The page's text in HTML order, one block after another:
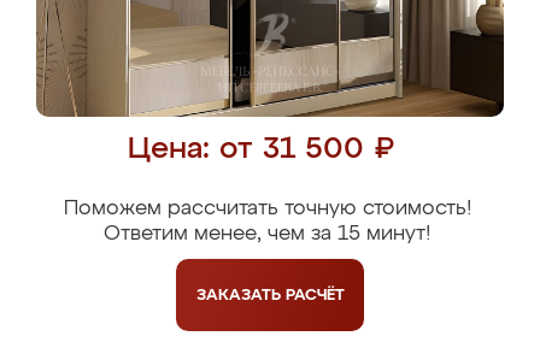
Цена: от 31 500 ₽
Поможем рассчитать точную стоимость!
Ответим менее, чем за 15 минут!
ЗАКАЗАТЬ РАСЧЁТ